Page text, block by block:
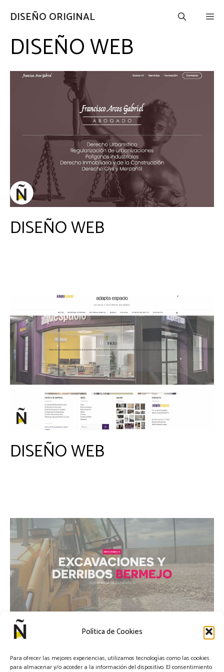
Política de Cookies
Para ofrecer las mejores experiencias, utilizamos tecnologías como las cookies
para almacenar y/o acceder a la información del dispositivo. El consentimiento
contenido
DISEÑO ORIGINAL
DISEÑO WEB
DISEÑO WEB
DISEÑO WEB